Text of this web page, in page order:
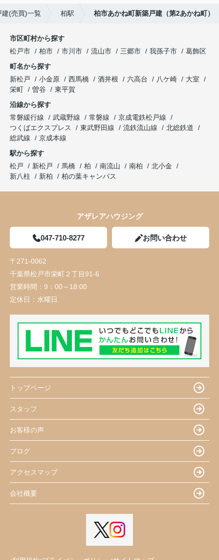
建(売買)一覧 柏駅 柏市あかね町新築戸建（第2あかね町）
市区町村から探す
松戸市
柏市 市川市 流山市 三郷市 我孫子市
葛飾区
町名から探す
新松戸
小金原 西馬橋 酒井根 六高台 八ケ崎
大室
栄町
曽谷
東平賀
沿線から探す
常磐緩行線
武蔵野線 常磐線
京成電鉄松戸線
つくばエクスプレス
東武野田線 流鉄流山線
北総鉄道
総武線
京成本線
駅から探す
松戸
新松戸 馬橋 柏 南流山 南柏
北小金
新八柱
新柏 柏の葉キャンパス
アザレアハウジング
047-710-8277 お問い合わせ
〒271-0062
千葉県松戸市栄町２丁目91-6
営業時間： 9：00～18:00
定休日： 水曜日
トップページ
スタッフ
お客様の声
ブログ
アクセスマップ
会社概要